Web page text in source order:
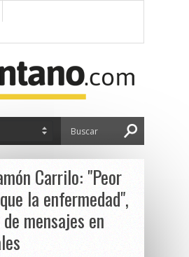
Carrilo: "Peor
la enfermedad",
mensajes en